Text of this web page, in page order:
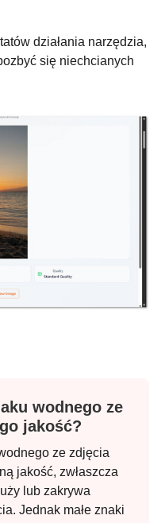
działania narzędzia,
się niechcianych
wodnego ze
jakość?
ze zdjęcia
jakość, zwłaszcza
lub zakrywa
Jednak małe znaki